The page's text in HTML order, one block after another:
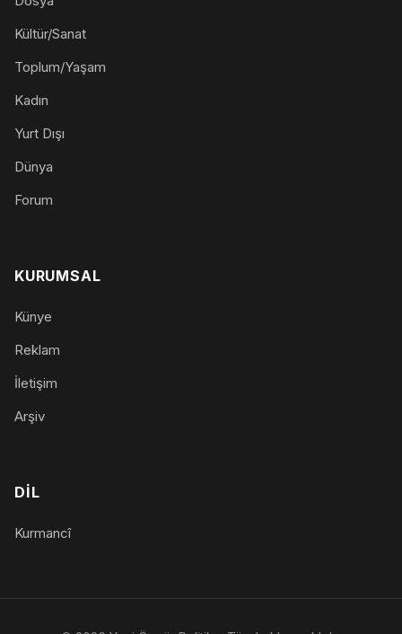
Kültür/Sanat
Toplum/Yaşam
Kadın
Yurt Dışı
Dünya
Forum
KURUMSAL
Künye
Reklam
İletişim
Arşiv
DIL
Kurmancî